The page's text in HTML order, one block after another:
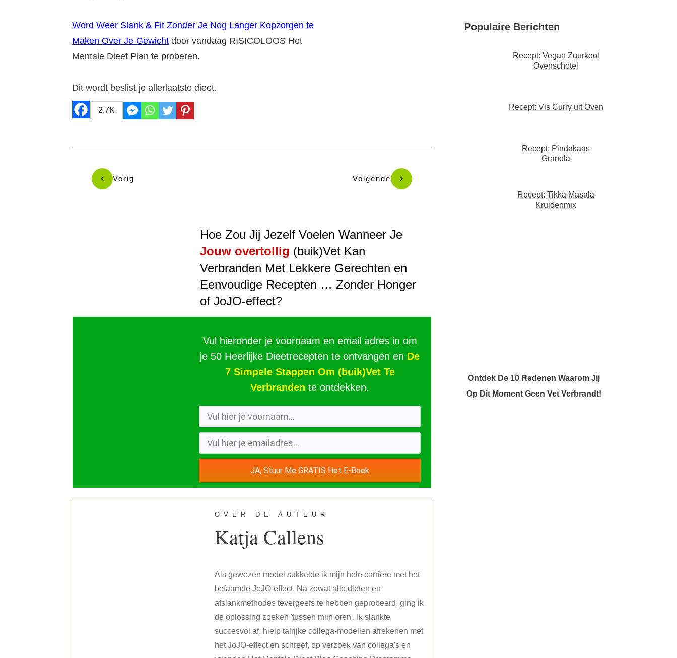
Word Weer Slank & Fit Zonder Je Nog Langer Kopzorgen te
Maken Over Je Gewicht door vandaag RISICOLOOS Het
Mentale Dieet Plan te proberen.
Dit wordt beslist je allerlaatste dieet.
2.7K
Vorig Volgende
Hoe Zou Jij Jezelf Voelen Wanneer Je
Jouw overtollig (buik)Vet Kan
Verbranden Met Lekkere Gerechten en
Eenvoudige Recepten … Zonder Honger
of JoJO-effect?
Vul hieronder je voornaam en email adres in om
je 50 Heerlijke Dieetrecepten te ontvangen en De
7 Simpele Stappen Om (buik)Vet Te
Verbranden te ontdekken.
JA, Stuur Me GRATIS Het E-Boek
OVER DE AUTEUR
Katja Callens
Als gewezen model sukkelde ik mijn hele carrière met het
befaamde JoJO-effect. Na zowat alle diëten en
afslankmethodes tevergeefs te hebben geprobeerd, ging ik
de oplossing zoeken 'tussen mijn oren'. Ik slankte
succesvol af, hielp talrijke collega-modellen afrekenen met
het JoJO-effect en schreef, op verzoek van collega's en
Populaire Berichten
Recept: Vegan Zuurkool
Ovenschotel
Recept: Vis Curry uit Oven
Recept: Pindakaas
Granola
Recept: Tikka Masala
Kruidenmix
Ontdek De 10 Redenen Waarom Jij
Op Dit Moment Geen Vet Verbrandt!